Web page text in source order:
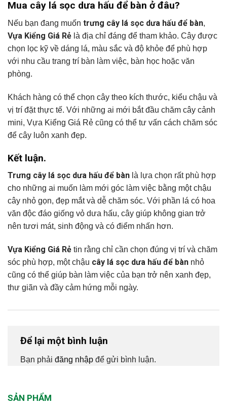
SẢN PHẨM
Mua cây lá sọc dưa hấu để bàn ở đâu?
Nếu bạn đang muốn trưng cây lá sọc dưa hấu để bàn,
Vựa Kiểng Giá Rẻ là địa chỉ đáng để tham khảo. Cây được
chọn lọc kỹ về dáng lá, màu sắc và độ khỏe để phù hợp
với nhu cầu trang trí bàn làm việc, bàn học hoặc văn
phòng.
Khách hàng có thể chọn cây theo kích thước, kiểu chậu và
vị trí đặt thực tế. Với những ai mới bắt đầu chăm cây cảnh
mini, Vựa Kiểng Giá Rẻ cũng có thể tư vấn cách chăm sóc
để cây luôn xanh đẹp.
Kết luận.
Trưng cây lá sọc dưa hấu để bàn là lựa chọn rất phù hợp
cho những ai muốn làm mới góc làm việc bằng một chậu
cây nhỏ gọn, đẹp mắt và dễ chăm sóc. Với phần lá có hoa
văn độc đáo giống vỏ dưa hấu, cây giúp không gian trở
nên tươi mát, sinh động và có điểm nhấn hơn.
Vựa Kiểng Giá Rẻ tin rằng chỉ cần chọn đúng vị trí và chăm
sóc phù hợp, một chậu cây lá sọc dưa hấu để bàn nhỏ
cũng có thể giúp bàn làm việc của bạn trở nên xanh đẹp,
thư giãn và đầy cảm hứng mỗi ngày.
Để lại một bình luận
Bạn phải đăng nhập để gửi bình luận.